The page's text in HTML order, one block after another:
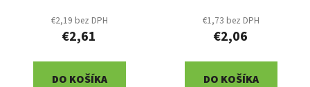
€2,19 bez DPH
€2,61
DO KOŠÍKA
€1,73 bez DPH
€2,06
DO KOŠÍKA